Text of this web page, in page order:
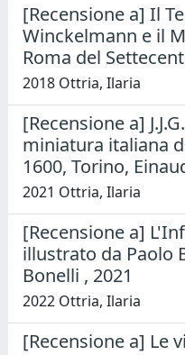
[Recensione a] Il
Winckelmann e il
Roma del
2018 Ottria, Ilaria
[Recensione a]
miniatura italiana
1600, Torino,
2021 Ottria, Ilaria
[Recensione a]
illustrato da Paolo
Bonelli , 2021
2022 Ottria, Ilaria
[Recensione a] Le